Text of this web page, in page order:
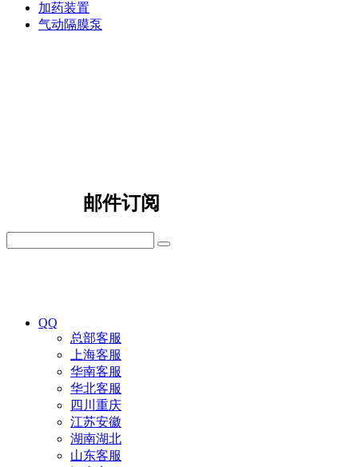
加药装置
气动隔膜泵
邮件订阅
QQ
总部客服
上海客服
华南客服
华北客服
四川重庆
江苏安徽
湖南湖北
山东客服